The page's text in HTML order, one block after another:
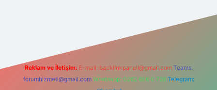
Reklam ve İletişim: E-mail: backlinkpaneli@gmail.com Teams:
forumhizmeti@gmail.com Whatsapp: 0262 606 0 726 Telegram: